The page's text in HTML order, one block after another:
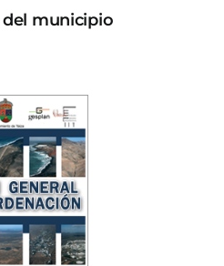
del municipio